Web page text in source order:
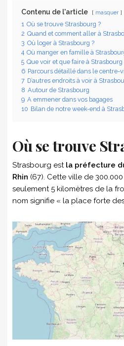
Contenu de l'article masquer
1 Où se trouve Strasbourg ?
2 Quand et comment aller à
3 Où loger à Strasbourg ?
4 Où manger en famille à
5 Que voir et que faire à Strasbourg
6 Parcours détaillé dans le centre-
7 D’autres endroits à voir à
8 Autour de Strasbourg
9 A emmener dans vos bagages
10 Bilan de notre week-end à
Où se trouve
Strasbourg estla préfecture
Rhin (67). Cette ville de
seulement 5 kilomètres de la
nom signifie « la place forte